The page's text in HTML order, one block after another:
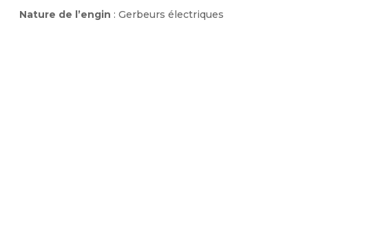
Nature de l’engin : Gerbeurs électriques